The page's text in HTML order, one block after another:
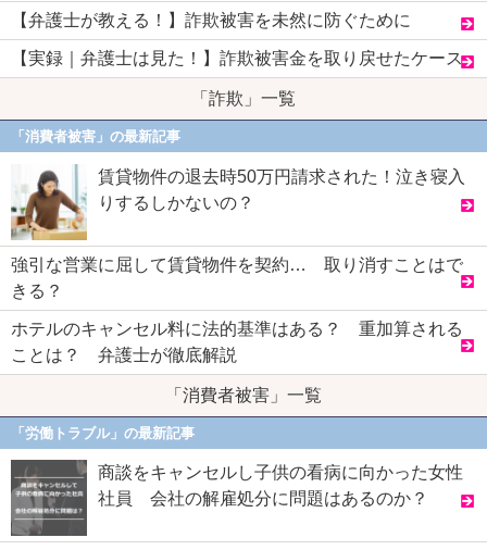
【弁護士が教える！】詐欺被害を未然に防ぐために
【実録｜弁護士は見た！】詐欺被害金を取り戻せたケース
「詐欺」一覧
「消費者被害」の最新記事
賃貸物件の退去時50万円請求された！泣き寝入
りするしかないの？
強引な営業に屈して賃貸物件を契約… 取り消すことはで
きる？
ホテルのキャンセル料に法的基準はある？ 重加算される
ことは？ 弁護士が徹底解説
「消費者被害」一覧
「労働トラブル」の最新記事
商談をキャンセルし子供の看病に向かった女性
社員 会社の解雇処分に問題はあるのか？